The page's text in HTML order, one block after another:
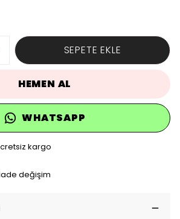
SEPETE EKLE
HEMEN AL
WHATSAPP
kargo
değişim